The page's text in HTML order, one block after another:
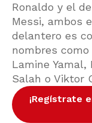
Ronaldo y el
Messi, ambos
delantero es
nombres como
Lamine Yamal,
Salah o Viktor
¡Regístrate